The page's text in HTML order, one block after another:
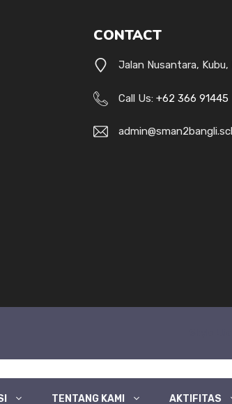
CONTACT
Jalan Nusantara, Kubu,
Call Us: +62 366 91445
TENTANG KAMI AKTIFITAS